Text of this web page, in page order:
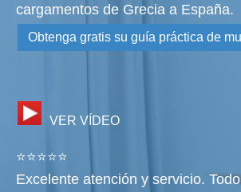
cargamentos de Grecia a España.
Obtenga gratis su guía práctica de
VER VÍDEO
⭐⭐⭐⭐⭐
Excelente atención y servicio.